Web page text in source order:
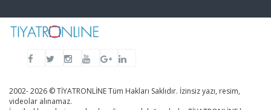
2002- 2026 © TİYATRONLİNE Tüm Hakları Saklıdır. İzinsiz yazı, resim,
videolar alınamaz.